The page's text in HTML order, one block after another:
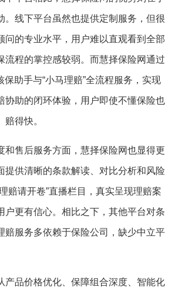
。线下平台虽然也提供定制服务，但很
问的专业水平，用户难以直观看到全部
流程的掌控感较弱。而慧择保险网通过
保助手与“小马理赔”全流程服务，实现
协助的闭环体验，用户即使不懂保险也
得快。
和售后服务方面，慧择保险网也显得更
提供清晰的条款解读、对比分析和风险
赔请开卷”直播栏目，真实呈现理赔案
户更有信心。相比之下，其他平台对条
赔服务多依赖于保险公司，缺少中立平
产品价格优化、保障组合深度、智能化